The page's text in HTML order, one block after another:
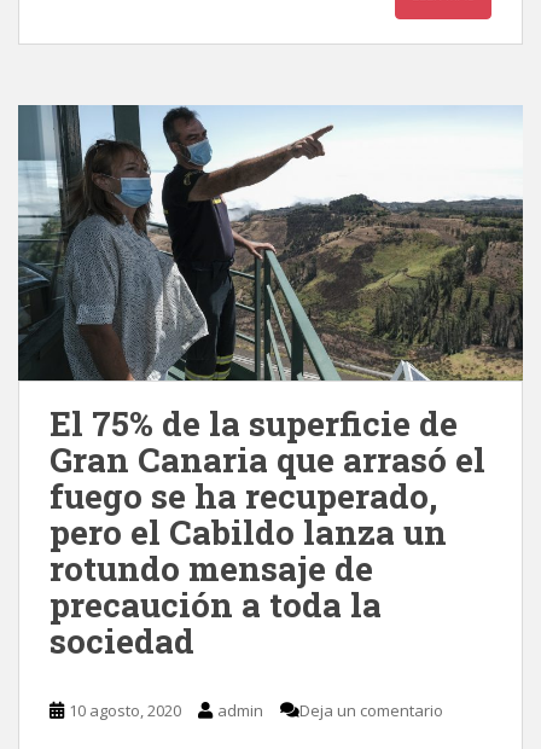
El 75% de la superficie de
Gran Canaria que arrasó el
fuego se ha recuperado,
pero el Cabildo lanza un
rotundo mensaje de
precaución a toda la
sociedad
10 agosto, 2020 admin Deja un comentario